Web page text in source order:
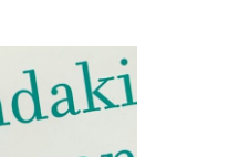
1 Min Reading